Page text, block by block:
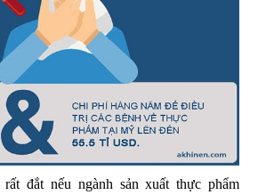
đắt nếu ngành sản xuất thực phẩm